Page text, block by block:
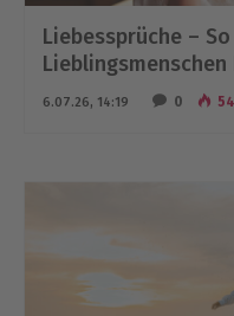
Liebessprüche –
Lieblingsmenschen
6.07.26, 14:19 0